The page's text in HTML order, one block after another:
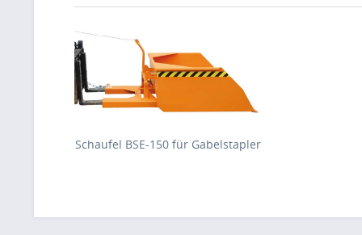
Schaufel BSE-150 für Gabelstapler